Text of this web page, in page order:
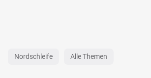
Nordschleife Alle Themen